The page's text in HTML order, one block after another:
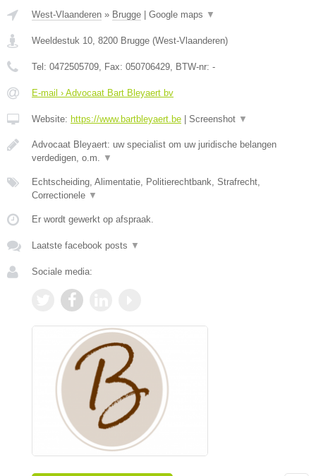
West-Vlaanderen » Brugge Google maps ▼
Weeldestuk 10, 8200 Brugge (West-Vlaanderen)
Tel: 0472505709, Fax: 050706429, BTW-nr: -
E-mail › Advocaat Bart Bleyaert bv
Website: https://www.bartbleyaert.be Screenshot ▼
Advocaat Bleyaert: uw specialist om uw juridische belangen
verdedigen, o.m. ▼
Echtscheiding, Alimentatie, Politierechtbank, Strafrecht,
Correctionele ▼
Er wordt gewerkt op afspraak.
Laatste facebook posts ▼
Sociale media: